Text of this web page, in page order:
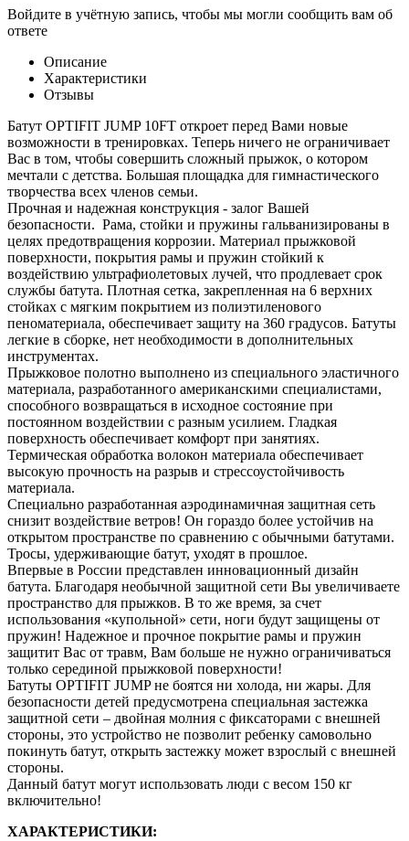
Войдите в учётную запись, чтобы мы могли сообщить вам об
ответе
Описание
Характеристики
Отзывы
Батут OPTIFIT JUMP 10FT откроет перед Вами новые
возможности в тренировках. Теперь ничего не ограничивает
Вас в том, чтобы совершить сложный прыжок, о котором
мечтали с детства. Большая площадка для гимнастического
творчества всех членов семьи.
Прочная и надежная конструкция - залог Вашей
безопасности. Рама, стойки и пружины гальванизированы в
целях предотвращения коррозии. Материал прыжковой
поверхности, покрытия рамы и пружин стойкий к
воздействию ультрафиолетовых лучей, что продлевает срок
службы батута. Плотная сетка, закрепленная на 6 верхних
стойках с мягким покрытием из полиэтиленового
пеноматериала, обеспечивает защиту на 360 градусов. Батуты
легкие в сборке, нет необходимости в дополнительных
инструментах.
Прыжковое полотно выполнено из специального эластичного
материала, разработанного американскими специалистами,
способного возвращаться в исходное состояние при
постоянном воздействии с разным усилием. Гладкая
поверхность обеспечивает комфорт при занятиях.
Термическая обработка волокон материала обеспечивает
высокую прочность на разрыв и стрессоустойчивость
материала.
Специально разработанная аэродинамичная защитная сеть
снизит воздействие ветров! Он гораздо более устойчив на
открытом пространстве по сравнению с обычными батутами.
Тросы, удерживающие батут, уходят в прошлое.
Впервые в России представлен инновационный дизайн
батута. Благодаря необычной защитной сети Вы увеличиваете
пространство для прыжков. В то же время, за счет
использования «купольной» сети, ноги будут защищены от
пружин! Надежное и прочное покрытие рамы и пружин
защитит Вас от травм, Вам больше не нужно ограничиваться
только серединой прыжковой поверхности!
Батуты OPTIFIT JUMP не боятся ни холода, ни жары. Для
безопасности детей предусмотрена специальная застежка
защитной сети – двойная молния с фиксаторами с внешней
стороны, это устройство не позволит ребенку самовольно
покинуть батут, открыть застежку может взрослый с внешней
стороны.
Данный батут могут использовать люди с весом 150 кг
включительно!
ХАРАКТЕРИСТИКИ: